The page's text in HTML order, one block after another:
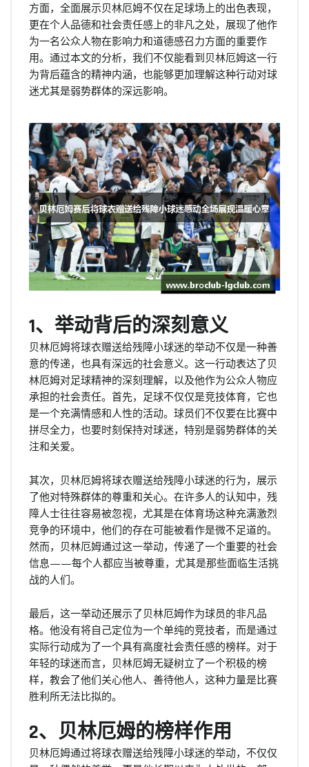
方面，全面展示贝林厄姆不仅在足球场上的出色表现，
更在个人品德和社会责任感上的非凡之处，展现了他作
为一名公众人物在影响力和道德感召力方面的重要作
用。通过本文的分析，我们不仅能看到贝林厄姆这一行
为背后蕴含的精神内涵，也能够更加理解这种行动对球
迷尤其是弱势群体的深远影响。
1、举动背后的深刻意义
贝林厄姆将球衣赠送给残障小球迷的举动不仅是一种善
意的传递，也具有深远的社会意义。这一行动表达了贝
林厄姆对足球精神的深刻理解，以及他作为公众人物应
承担的社会责任。首先，足球不仅仅是竞技体育，它也
是一个充满情感和人性的活动。球员们不仅要在比赛中
拼尽全力，也要时刻保持对球迷，特别是弱势群体的关
注和关爱。
其次，贝林厄姆将球衣赠送给残障小球迷的行为，展示
了他对特殊群体的尊重和关心。在许多人的认知中，残
障人士往往容易被忽视，尤其是在体育场这种充满激烈
竞争的环境中，他们的存在可能被看作是微不足道的。
然而，贝林厄姆通过这一举动，传递了一个重要的社会
信息——每个人都应当被尊重，尤其是那些面临生活挑
战的人们。
最后，这一举动还展示了贝林厄姆作为球员的非凡品
格。他没有将自己定位为一个单纯的竞技者，而是通过
实际行动成为了一个具有高度社会责任感的榜样。对于
年轻的球迷而言，贝林厄姆无疑树立了一个积极的榜
样，教会了他们关心他人、善待他人，这种力量是比赛
胜利所无法比拟的。
2、贝林厄姆的榜样作用
贝林厄姆通过将球衣赠送给残障小球迷的举动，不仅仅